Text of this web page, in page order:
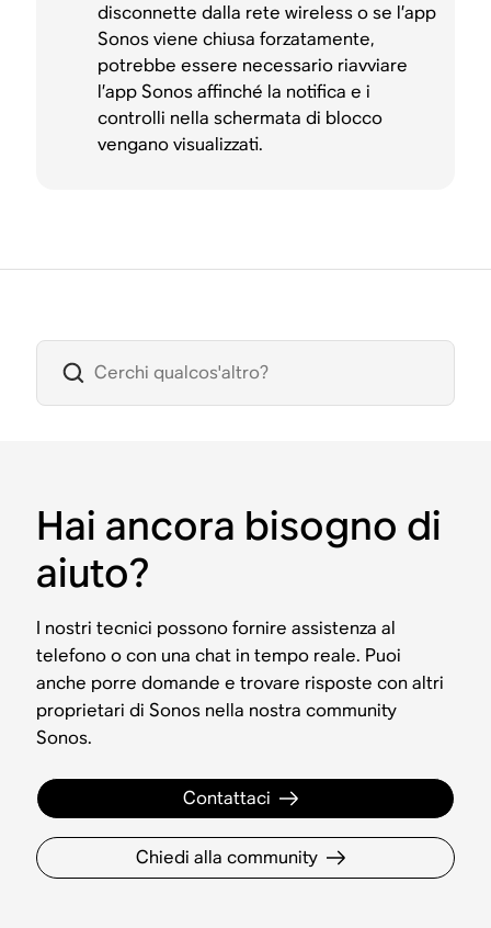
disconnette dalla rete wireless o se l’app
Sonos viene chiusa forzatamente,
potrebbe essere necessario riavviare
l’app Sonos affinché la notifica e i
controlli nella schermata di blocco
vengano visualizzati.
Hai ancora bisogno di
aiuto?
I nostri tecnici possono fornire assistenza al
telefono o con una chat in tempo reale. Puoi
anche porre domande e trovare risposte con altri
proprietari di Sonos nella nostra community
Sonos.
Contattaci
Chiedi alla community